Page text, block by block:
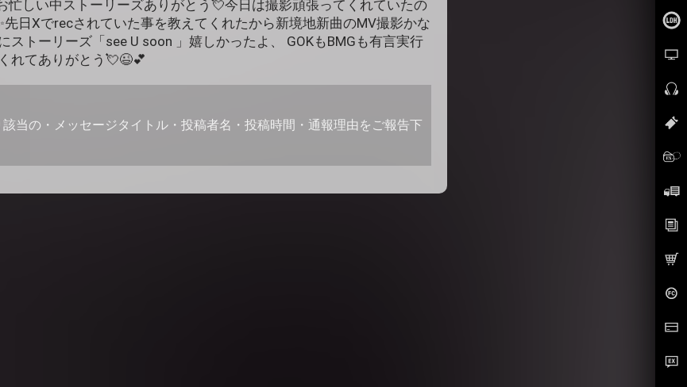
忙しい中ストーリーズありがとう💘今日は撮影頑張ってくれていたの
先日Xでrecされていた事を教えてくれたから新境地新曲のMV撮影かな
ストーリーズ「see U soon 」嬉しかったよ、 GOKもBMGも有言実行
れてありがとう💘😉💕
当の・メッセージタイトル・投稿者名・投稿時間・通報理由をご報告下